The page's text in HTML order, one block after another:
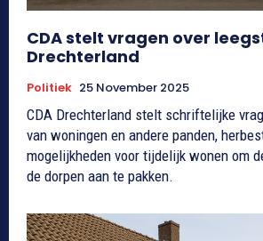
CDA stelt vragen over
Drechterland
Politiek 25 November 2025
CDA Drechterland stelt schriftelijke
van woningen en andere panden,
mogelijkheden voor tijdelijk wonen om
de dorpen aan te pakken.